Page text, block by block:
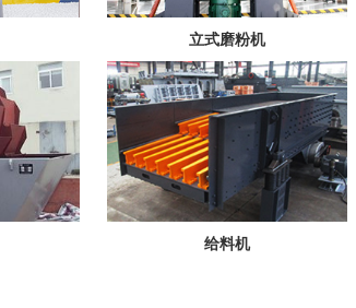
立式磨粉机
给料机